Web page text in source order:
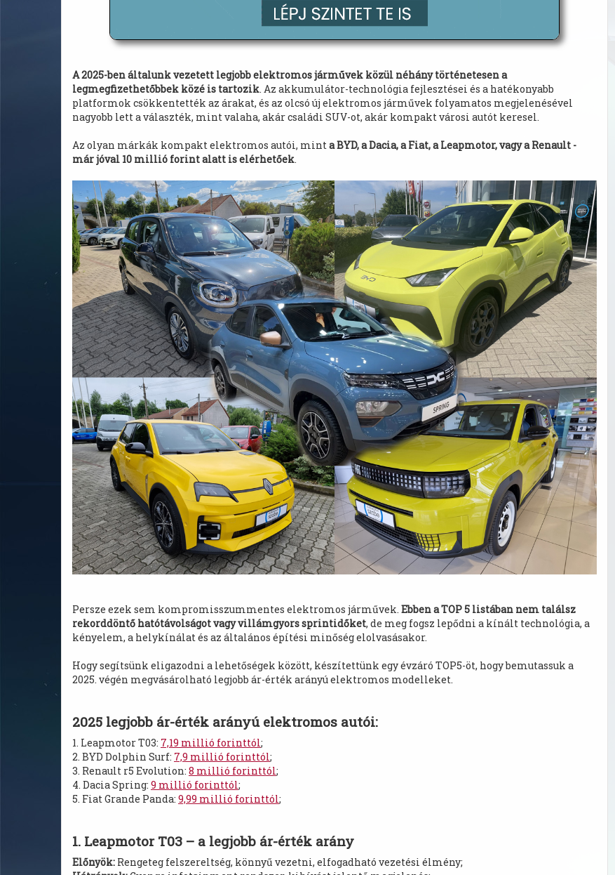
A 2025-ben általunk vezetett legjobb elektromos járművek közül néhány történetesen a
legmegfizethetőbbek közé is tartozik. Az akkumulátor-technológia fejlesztései és a hatékonyabb
platformok csökkentették az árakat, és az olcsó új elektromos járművek folyamatos megjelenésével
nagyobb lett a választék, mint valaha, akár családi SUV-ot, akár kompakt városi autót keresel.
Az olyan márkák kompakt elektromos autói, minta BYD, a Dacia, a Fiat, a Leapmotor, vagy a Renault -
már jóval 10 millió forint alatt is elérhetőek.
Persze ezek sem kompromisszummentes elektromos járművek. Ebben a TOP 5 listában nem találsz
rekorddöntő hatótávolságot vagy villámgyors sprintidőket, de meg fogsz lepődni a kínált technológia, a
kényelem, a helykínálat és az általános építési minőség elolvasásakor.
Hogy segítsünk eligazodni a lehetőségek között, készítettünk egy évzáró TOP5-öt, hogy bemutassuk a
2025. végén megvásárolható legjobb ár-érték arányú elektromos modelleket.
2025 legjobb ár-érték arányú elektromos autói:
1. Leapmotor T03: 7,19 millió forinttól;
2. BYD Dolphin Surf: 7,9 millió forinttól;
3. Renault r5 Evolution: 8 millió forinttól;
4. Dacia Spring: 9 millió forinttól;
5. Fiat Grande Panda: 9,99 millió forinttól;
1. Leapmotor T03 – a legjobb ár-érték arány
Előnyök: Rengeteg felszereltség, könnyű vezetni, elfogadható vezetési élmény;